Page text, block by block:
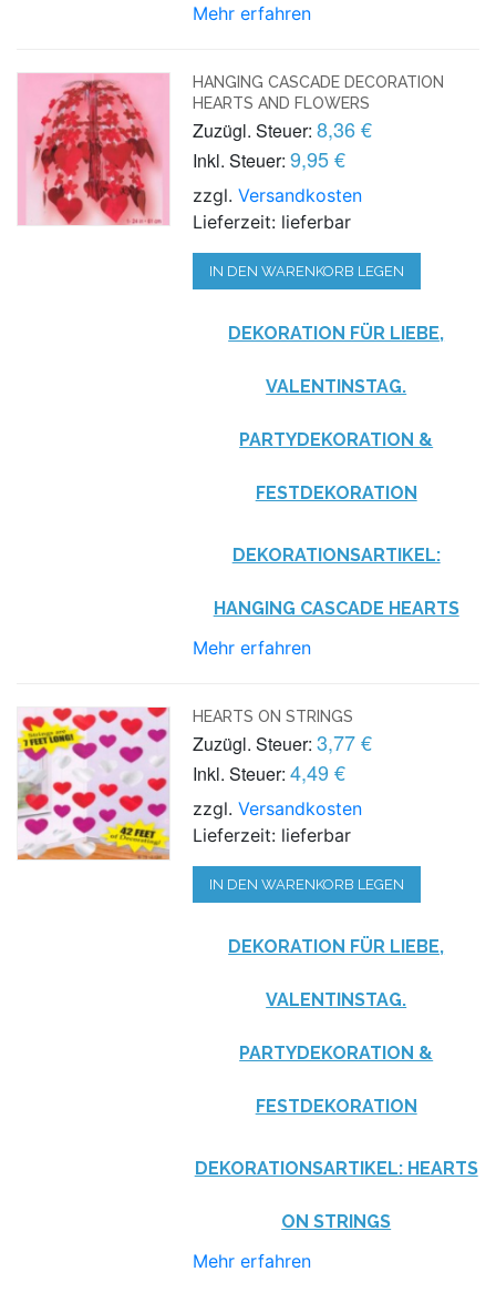
Mehr erfahren
HANGING CASCADE DECORATION
HEARTS AND FLOWERS
Zuzügl. Steuer: 8,36 €
Inkl. Steuer: 9,95 €
zzgl.Versandkosten
Lieferzeit: lieferbar
IN DEN WARENKORB LEGEN
DEKORATION FÜR LIEBE,
VALENTINSTAG.
PARTYDEKORATION &
FESTDEKORATION
DEKORATIONSARTIKEL:
HANGING CASCADE HEARTS
Mehr erfahren
HEARTS ON STRINGS
Zuzügl. Steuer: 3,77 €
Inkl. Steuer: 4,49 €
zzgl.Versandkosten
Lieferzeit: lieferbar
IN DEN WARENKORB LEGEN
DEKORATION FÜR LIEBE,
VALENTINSTAG.
PARTYDEKORATION &
FESTDEKORATION
DEKORATIONSARTIKEL: HEARTS
ON STRINGS
Mehr erfahren